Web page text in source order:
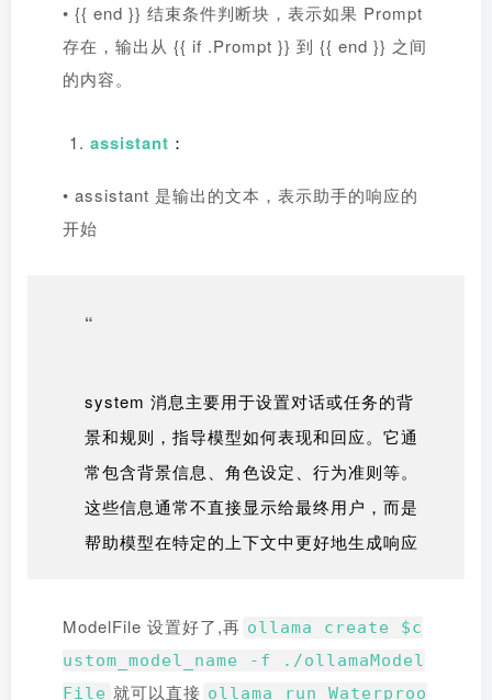
• {{ end }} 结束条件判断块，表示如果 Prompt
存在，输出从 {{ if .Prompt }} 到 {{ end }} 之间
的内容。
assistant ：
• assistant 是输出的文本，表示助手的响应的
开始
“
system 消息主要用于设置对话或任务的背
景和规则，指导模型如何表现和回应。它通
常包含背景信息、角色设定、行为准则等。
这些信息通常不直接显示给最终用户，而是
帮助模型在特定的上下文中更好地生成响应
ModelFile 设置好了,再 ollama create $c
ustom_model_name -f ./ollamaModel
File 就可以直接 ollama run Waterproo